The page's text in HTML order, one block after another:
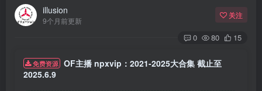
illusion
9个月前更新
关注
0 80 15
免费资源 OF主播 npxvip：2021-2025大合集 截止至
2025.6.9